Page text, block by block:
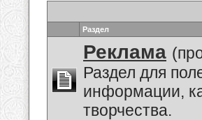
Раздел
Реклама
Раздел для
информации,
творчества.